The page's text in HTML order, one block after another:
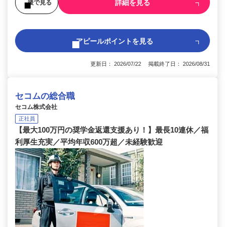
後で見る 詳細を見る
アピールポイントを見る
更新日： 2026/07/22 掲載終了日： 2026/08/31
セコムの総合職
セコム株式会社
正社員
【最大100万円の奨学金返還支援あり！】最長10連休／福
利厚生充実／平均年収600万超／未経験歓迎